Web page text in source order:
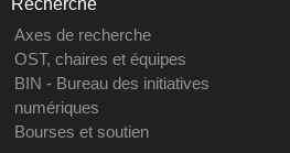
Recherche
Axes de recherche
OST, chaires et équipes
BIN - Bureau des initiatives
numériques
Bourses et soutien